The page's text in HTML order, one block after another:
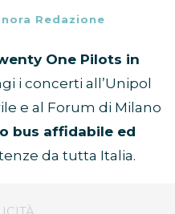
Redazione
One Pilots in
i concerti all’Unipol
e al Forum di Milano
bus affidabile ed
da tutta Italia.